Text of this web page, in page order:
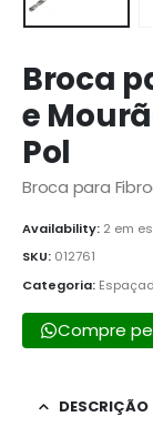
Broca
e
Pol
Broca para
Availability: 2 em
SKU: 012761
Categoria:
Compre
DESCRIÇÃO